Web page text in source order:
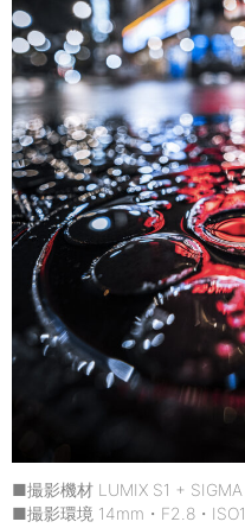
■撮影機材 LUMIX S1 +
■撮影環境 14mm・F2.8・